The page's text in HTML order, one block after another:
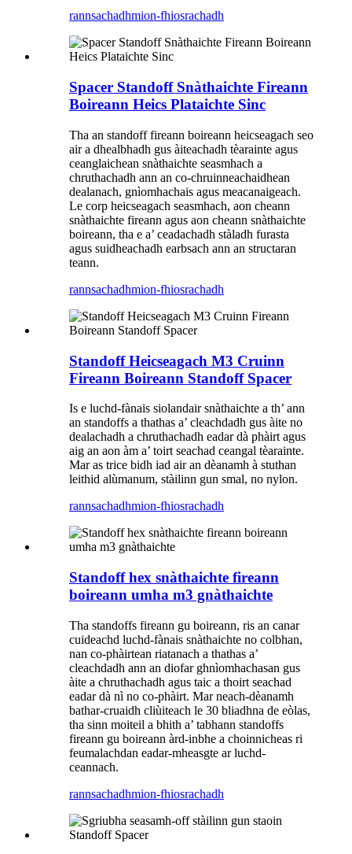
rannsachadhmion-fhiosrachadh
Spacer Standoff Snàthaichte Fireann
Boireann Heics Plataichte Sinc
Tha an standoff fireann boireann heicseagach seo
air a dhealbhadh gus àiteachadh tèarainte agus
ceanglaichean snàthaichte seasmhach a
chruthachadh ann an co-chruinneachaidhean
dealanach, gnìomhachais agus meacanaigeach.
Le corp heicseagach seasmhach, aon cheann
snàthaichte fireann agus aon cheann snàthaichte
boireann, tha e a’ ceadachadh stàladh furasta
agus suidheachadh earbsach ann an structaran
teann.
rannsachadhmion-fhiosrachadh
Standoff Heicseagach M3 Cruinn
Fireann Boireann Standoff Spacer
Is e luchd-fànais siolandair snàthaichte a th’ ann
an standoffs a thathas a’ cleachdadh gus àite no
dealachadh a chruthachadh eadar dà phàirt agus
aig an aon àm a’ toirt seachad ceangal tèarainte.
Mar as trice bidh iad air an dèanamh à stuthan
leithid alùmanum, stàilinn gun smal, no nylon.
rannsachadhmion-fhiosrachadh
Standoff hex snàthaichte fireann
boireann umha m3 gnàthaichte
Tha standoffs fireann gu boireann, ris an canar
cuideachd luchd-fànais snàthaichte no colbhan,
nan co-phàirtean riatanach a thathas a’
cleachdadh ann an diofar ghnìomhachasan gus
àite a chruthachadh agus taic a thoirt seachad
eadar dà nì no co-phàirt. Mar neach-dèanamh
bathar-cruaidh cliùiteach le 30 bliadhna de eòlas,
tha sinn moiteil a bhith a’ tabhann standoffs
fireann gu boireann àrd-inbhe a choinnicheas ri
feumalachdan eadar-mheasgte ar luchd-
ceannach.
rannsachadhmion-fhiosrachadh